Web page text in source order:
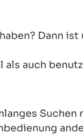
Dann
auch
Suchen